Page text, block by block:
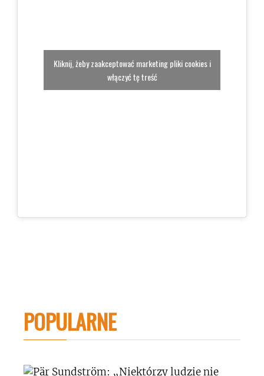
Kliknij, żeby zaakceptować marketing pliki cookies i
włączyć tę treść
POPULARNE